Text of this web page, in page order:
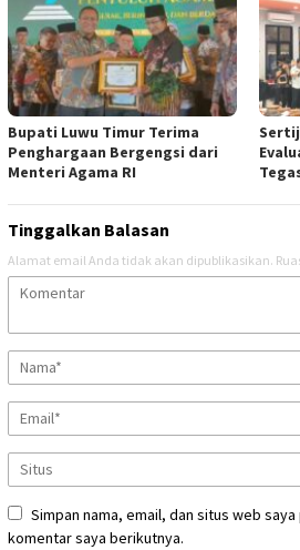
Bupati Luwu Timur Terima
Penghargaan Bergengsi dari
Menteri Agama RI
Tinggalkan Balasan
Alamat email Anda tidak akan dipublikasikan.
Simpan nama, email, dan situs web
komentar saya berikutnya.